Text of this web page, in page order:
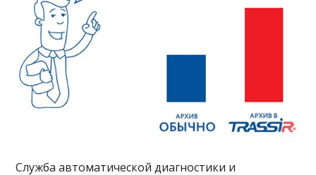
Служба автоматической диагностики и